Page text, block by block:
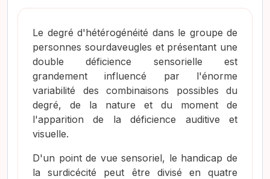
Le degré d'hétérogénéité dans le groupe de
personnes sourdaveugles et présentant une
double déficience sensorielle est
grandement influencé par l'énorme
variabilité des combinaisons possibles du
degré, de la nature et du moment de
l'apparition de la déficience auditive et
visuelle.
D'un point de vue sensoriel, le handicap de
la surdicécité peut être divisé en quatre